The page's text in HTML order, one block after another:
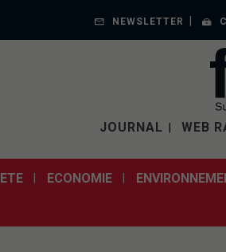
NEWSLETTER
JOURNAL WEB
ECONOMIE